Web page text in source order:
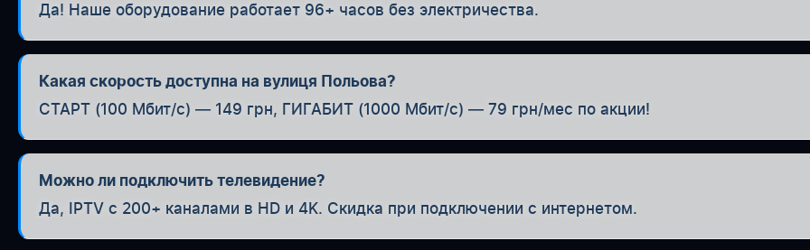
Да! Наше оборудование работает 96+ часов без электричества.
Какая скорость доступна на вулиця Польова?
СТАРТ (100 Мбит/с) — 149 грн, ГИГАБИТ (1000 Мбит/с) — 79 грн/мес по акции!
Можно ли подключить телевидение?
Да, IPTV с 200+ каналами в HD и 4K. Скидка при подключении с интернетом.